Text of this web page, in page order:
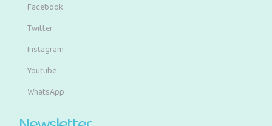
Facebook
Twitter
Instagram
Youtube
WhatsApp